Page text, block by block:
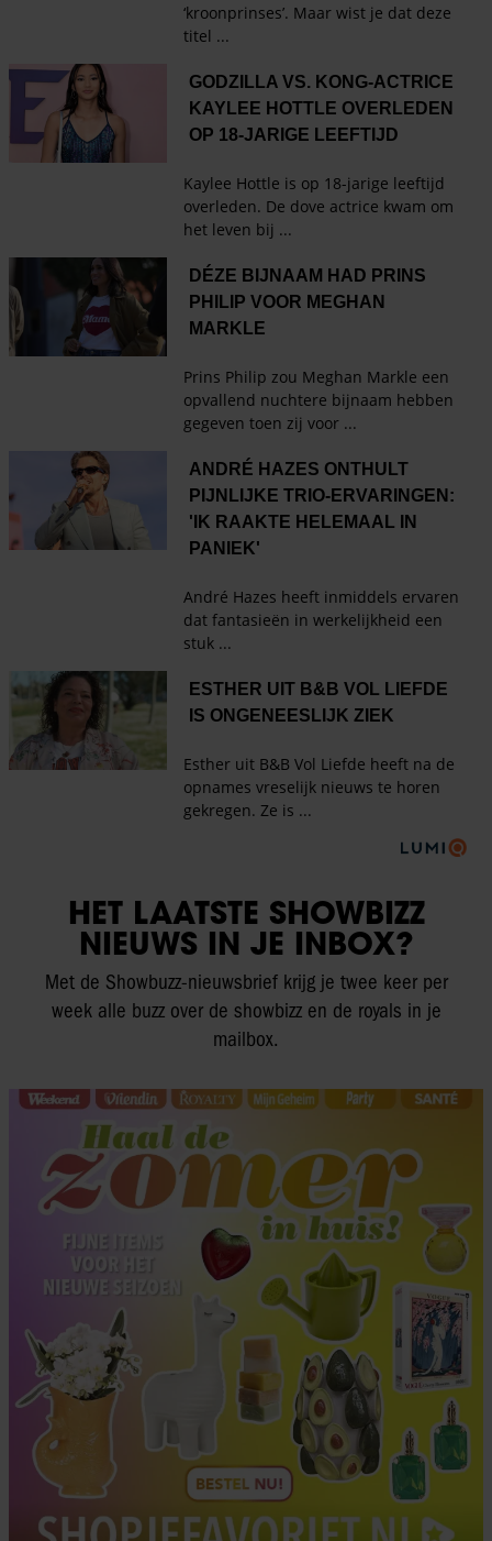
HET LAATSTE SHOWBIZZ
NIEUWS IN JE INBOX?
Met de Showbuzz-nieuwsbrief krijg je twee keer per
week alle buzz over de showbizz en de royals in je
mailbox.